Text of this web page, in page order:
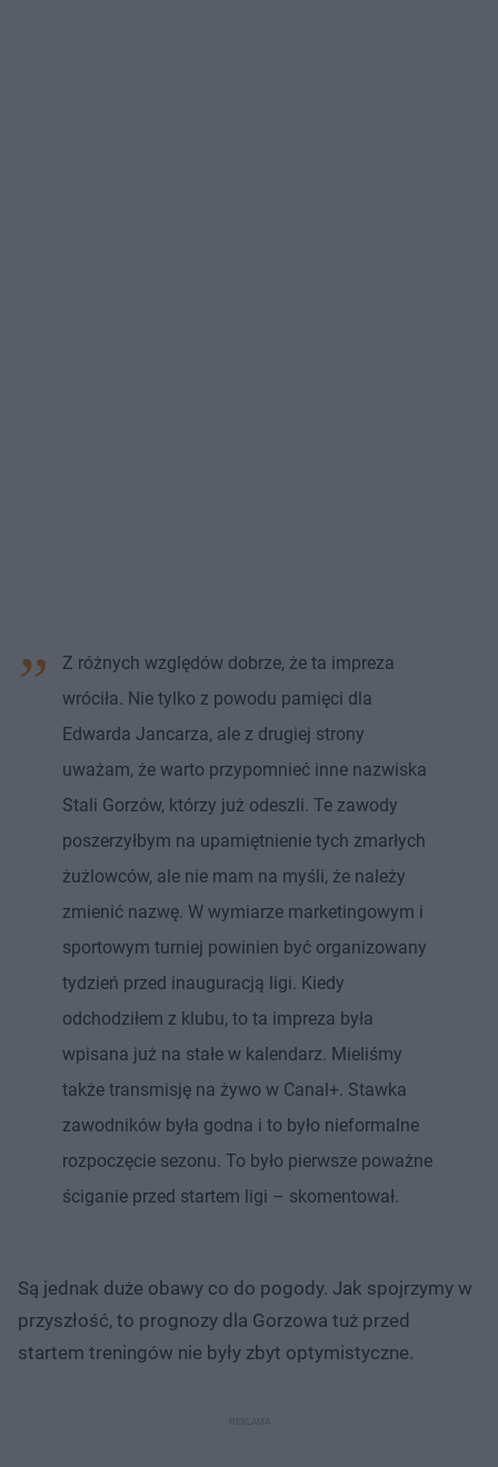
Z różnych względów dobrze, że ta impreza
wróciła. Nie tylko z powodu pamięci dla
Edwarda Jancarza, ale z drugiej strony
uważam, że warto przypomnieć inne nazwiska
Stali Gorzów, którzy już odeszli. Te zawody
poszerzyłbym na upamiętnienie tych zmarłych
żużlowców, ale nie mam na myśli, że należy
zmienić nazwę. W wymiarze marketingowym i
sportowym turniej powinien być organizowany
tydzień przed inauguracją ligi. Kiedy
odchodziłem z klubu, to ta impreza była
wpisana już na stałe w kalendarz. Mieliśmy
także transmisję na żywo w Canal+. Stawka
zawodników była godna i to było nieformalne
rozpoczęcie sezonu. To było pierwsze poważne
ściganie przed startem ligi – skomentował.
Są jednak duże obawy co do pogody. Jak spojrzymy w
przyszłość, to prognozy dla Gorzowa tuż przed
startem treningów nie były zbyt optymistyczne.